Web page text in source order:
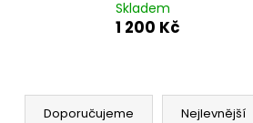
Skladem
1 200 Kč
Ř
Doporučujeme Nejlevnější
AČR HODNOSTNÍ ODZNAK PECKA